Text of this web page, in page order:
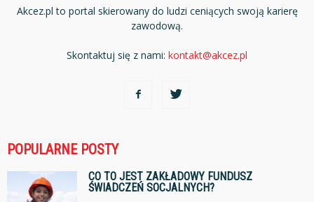
Akcez.pl to portal skierowany do ludzi ceniących swoją karierę
zawodową.
Skontaktuj się z nami: kontakt@akcez.pl
POPULARNE POSTY
CO TO JEST ZAKŁADOWY FUNDUSZ
ŚWIADCZEŃ SOCJALNYCH?